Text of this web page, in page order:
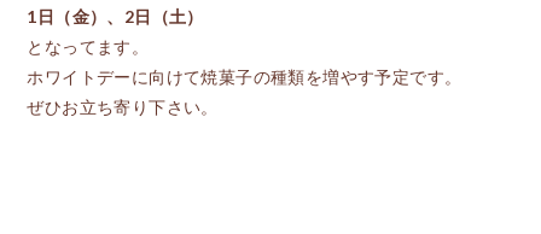
1日（金）、2日（土）
となってます。
ホワイトデーに向けて焼菓子の種類を増やす予定です。
ぜひお立ち寄り下さい。